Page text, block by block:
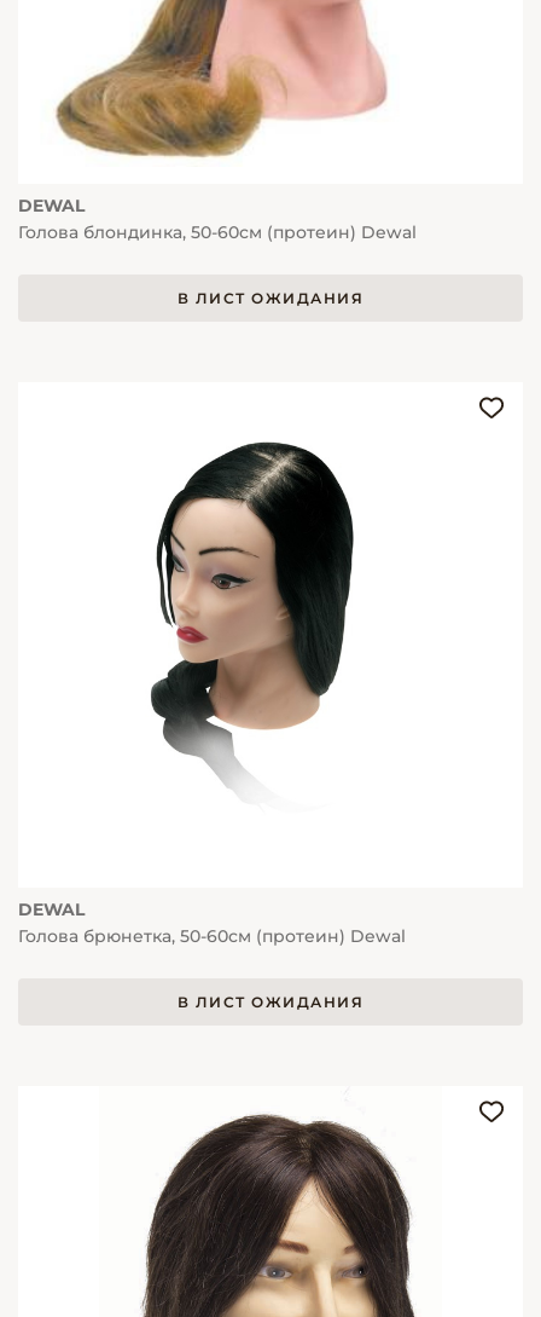
DEWAL
Голова блондинка, 50-60см (протеин) Dewal
В ЛИСТ ОЖИДАНИЯ
DEWAL
Голова брюнетка, 50-60см (протеин) Dewal
В ЛИСТ ОЖИДАНИЯ